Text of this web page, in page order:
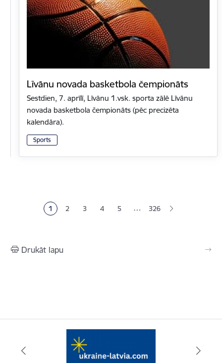
Līvānu novada basketbola čempionāts
Sestdien, 7. aprīlī, Līvānu 1.vsk. sporta zālē Līvānu
novada basketbola čempionāts (pēc precizēta
kalendāra).
Sports
Pašreizējā lapa
1 Lapa
2 Lapa
3 Lapa
4 Lapa
5 … 326
Drukāt lapu